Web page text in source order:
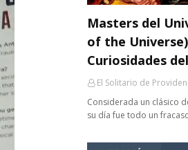
Masters del
of the
Curiosidades
El Solitario de
Considerada un clásico
su día fue todo un